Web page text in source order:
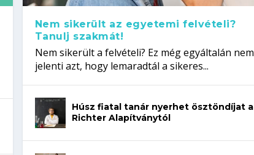
Nem sikerült az egyetemi felvételi?
Tanulj szakmát!
Nem sikerült a felvételi? Ez még egyáltalán nem
jelenti azt, hogy lemaradtál a sikeres...
Húsz fiatal tanár nyerhet ösztöndíjat a
Richter Alapítványtól